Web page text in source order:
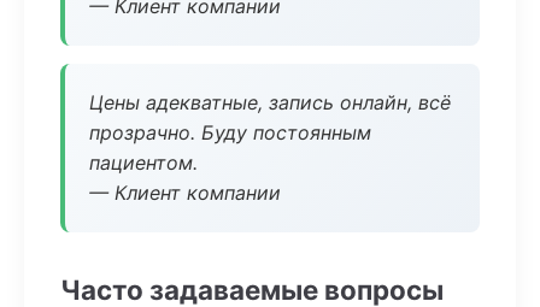
— Клиент компании
Цены адекватные, запись онлайн, всё
прозрачно. Буду постоянным
пациентом.
— Клиент компании
Часто задаваемые вопросы